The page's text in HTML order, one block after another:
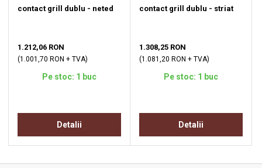
contact grill dublu - neted
1.212,06 RON
(1.001,70 RON + TVA)
Pe stoc: 1 buc
Detalii
contact grill dublu - striat
1.308,25 RON
(1.081,20 RON + TVA)
Pe stoc: 1 buc
Detalii